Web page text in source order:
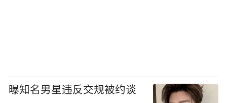
曝知名男星违反交规被约谈